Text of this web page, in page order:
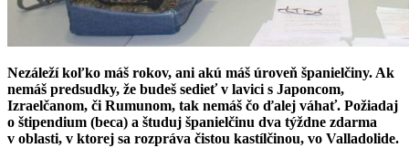
Nezáleží koľko máš rokov, ani akú máš úroveň španielčiny. Ak
nemáš predsudky, že budeš sedieť v lavici s Japoncom,
Izraelčanom, či Rumunom, tak nemáš čo ďalej váhať. Požiadaj
o štipendium (beca) a študuj španielčinu dva týždne zdarma
v oblasti, v ktorej sa rozpráva čistou kastílčinou, vo Valladolide.